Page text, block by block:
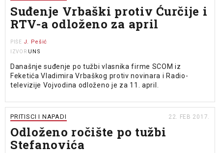
Suđenje Vrbaški protiv Ćurčije i
RTV-a odloženo za april
PIŠE J. Pešić
IZVOR UNS
Današnje suđenje po tužbi vlasnika firme SCOM iz
Feketića Vladimira Vrbaškog protiv novinara i Radio-
televizije Vojvodina odloženo je za 11. april.
PRITISCI I NAPADI 22. FEB 2017.
Odloženo ročište po tužbi
Stefanovića